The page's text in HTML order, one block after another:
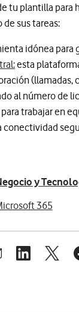
tu plantilla
sus tareas:
idónea
esta
(llamadas,
al número de
trabajar en
y
365
ventana para
Abrir Abrir